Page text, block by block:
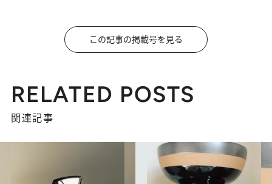
この記事の掲載号を見る
RELATED POSTS
関連記事